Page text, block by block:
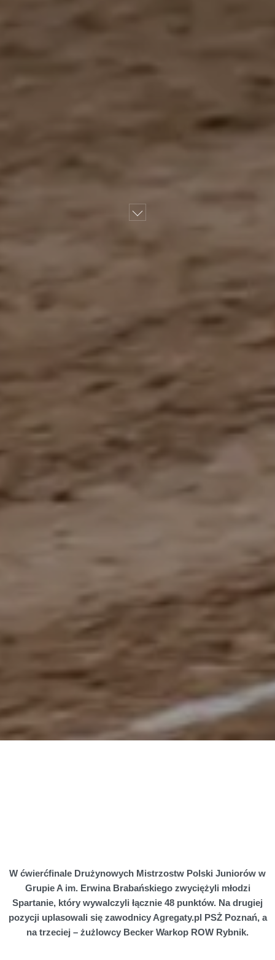
W ćwierćfinale Drużynowych Mistrzostw Polski Juniorów w
Grupie A im. Erwina Brabańskiego zwyciężyli młodzi
Spartanie, który wywalczyli łącznie 48 punktów. Na drugiej
pozycji uplasowali się zawodnicy Agregaty.pl PSŻ Poznań, a
na trzeciej – żużlowcy Becker Warkop ROW Rybnik.